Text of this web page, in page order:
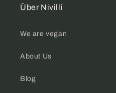
Über Nivilli
We are vegan
About Us
Blog